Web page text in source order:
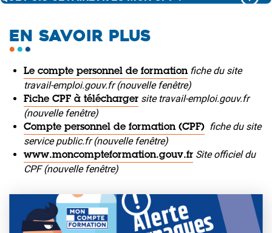
EN SAVOIR PLUS
Le compte personnel de formation fiche du site
travail-emploi.gouv.fr (nouvelle fenêtre)
Fiche CPF à télécharger site travail-emploi.gouv.fr
(nouvelle fenêtre)
Compte personnel de formation (CPF) fiche du site
service public.fr (nouvelle fenêtre)
www.moncompteformation.gouv.fr Site officiel du
CPF (nouvelle fenêtre)